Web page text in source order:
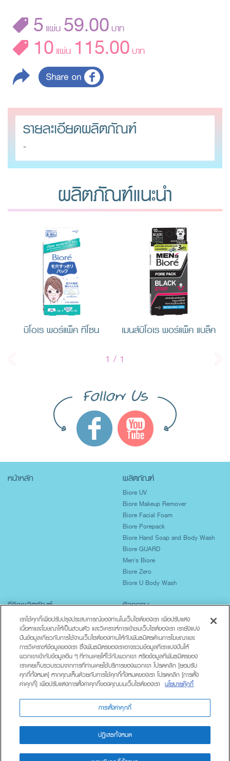
5 แผ่น 59.00บาท
10 แผ่น 115.00บาท
รายละเอียดผลิตภัณฑ์
-
ผลิตภัณฑ์แนะนำ
บิโอเร พอร์แพ็ค ทีโซน เมนส์บิโอเร พอร์แพ็ค แบล็ค
1 / 1
หน้าหลัก ผลิตภัณฑ์
Biore UV
Biore Makeup Remover
Biore Facial Foam
Biore Porepack
Biore Hand Soap and Body Wash
Biore GUARD
Men's Biore
Biore Zero
Biore U Body Wash
รีวิวผลิตภัณฑ์
ปกป้องผิวจากแสงแดด
ผิวมันเป็นสิวง่าย
ผิวแห้งขาดน้ำ
ทำความสะอาดร่างกาย
Lifestyle
กิจกรรม
เกี่ยวกับบิโอเร
นโยบายความเป็นส่วนตัว
ติดต่อเรา
Copyright ©2013 BioreThailand. All Rights Reserved
เราใช้คุกกี้เพื่อปรับปรุงประสบการณ์ของท่านในเว็บไซต์ของเรา เพื่อปรับแต่ง
เนื้อหาและโฆษณาให้เป็นส่วนตัว และวิเคราะห์การเข้าชมเว็บไซต์ของเรา เรายังแบ่ง
ปันข้อมูลเกี่ยวกับการใช้งานเว็บไซต์ของท่านให้กับพันธมิตรด้านการโฆษณาและ
การวิเคราะห์ข้อมูลของเรา ซึ่งพันธมิตรของเราอาจรวมข้อมูลที่เราแบ่งปันให้
พวกเขาเข้ากับข้อมูลอื่น ๆ ที่ท่านเคยให้ไว้กับพวกเขา หรือข้อมูลที่พันธมิตรของ
เราเคยเก็บรวบรวมจากการที่ท่านเคยใช้บริการของพวกเขา โปรดคลิก [ยอมรับ
คุกกี้ทั้งหมด] หากคุณเห็นด้วยกับการใช้คุกกี้ทั้งหมดของเรา โปรดคลิก [การตั้ง
ค่าคุกกี้] เพื่อปรับแต่งการตั้งค่าคุกกี้ของคุณบนเว็บไซต์ของเรา นโยบายคุ๊กกี้
การตั้งค่าคุกกี้
ปฏิเสธทั้งหมด